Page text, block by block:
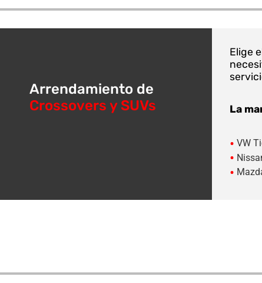
Arrendamiento de
Crossovers y SUVs
Elige
La
• VW
•
•